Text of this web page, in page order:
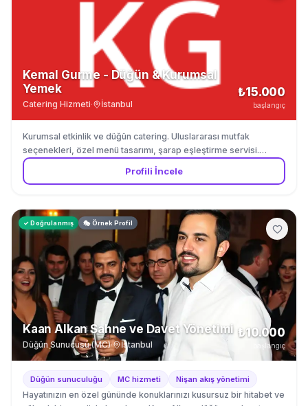
Kemal Gurme - Düğün & Kurumsal
Yemek
Catering Hizmeti· İstanbul
₺15.000
başlangıç
Kurumsal etkinlik ve düğün catering. Uluslararası mutfak
seçenekleri, özel menü tasarımı, şarap eşleştirme servisi.
İstanbul Boğaz bölgesi.
Profili İncele
✓ Doğrulanmış 🎭 Örnek Profil
Kaan Alkan Sahne ve Davet Yönetimi
Düğün Sunucusu (MC)· İstanbul
₺10.000
başlangıç
Düğün sunuculuğu MC hizmeti Nişan akış yönetimi
Hayatınızın en özel gününde konuklarınızı kusursuz bir hitabet ve